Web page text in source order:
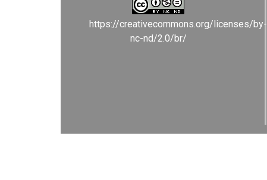
https://creativecommons.org/licenses/by-
nc-nd/2.0/br/